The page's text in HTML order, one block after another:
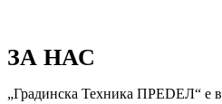
ЗА НАС
„Градинска Техника ПРЕDЕЛ“ е